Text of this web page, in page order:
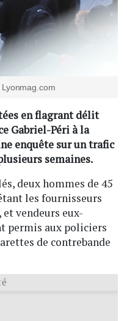
en flagrant délit
Gabriel-Péri à la
enquête sur un trafic
semaines.
deux hommes de 45
les fournisseurs
vendeurs eux-
permis aux policiers
de contrebande